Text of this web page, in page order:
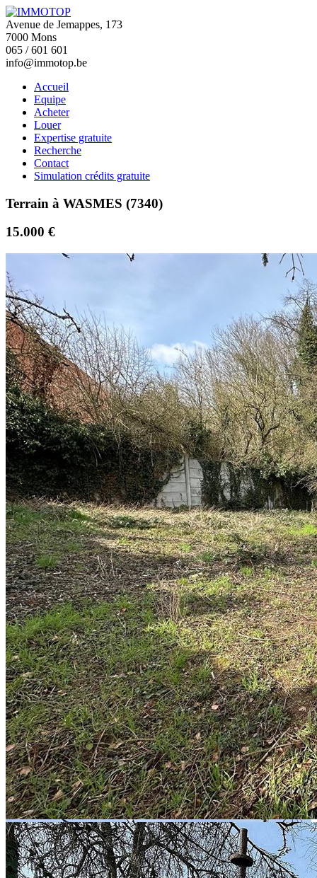
Avenue de Jemappes, 173
7000 Mons
065 / 601 601
info@immotop.be
Accueil
Equipe
Acheter
Louer
Expertise gratuite
Recherche
Contact
Simulation crédits gratuite
Terrain à WASMES (7340)
15.000 €